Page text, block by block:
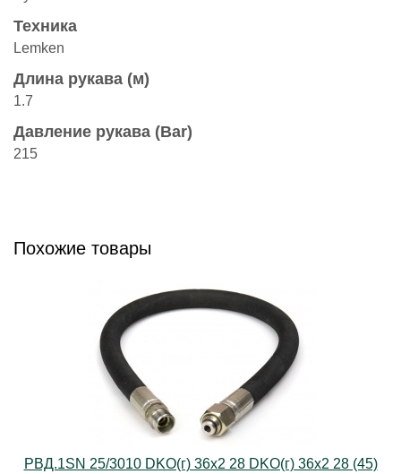
Техника
Lemken
Длина рукава (м)
1.7
Давление рукава (Bar)
215
Похожие товары
РВД.1SN 25/3010 DKO(г) 36х2 28 DKO(г) 36х2 28 (45)